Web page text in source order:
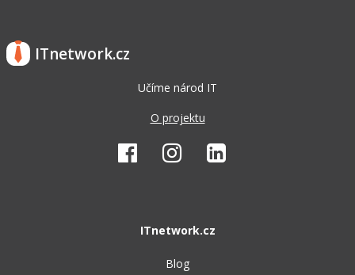
ITnetwork.cz
Učíme národ IT
O projektu
ITnetwork.cz
Blog